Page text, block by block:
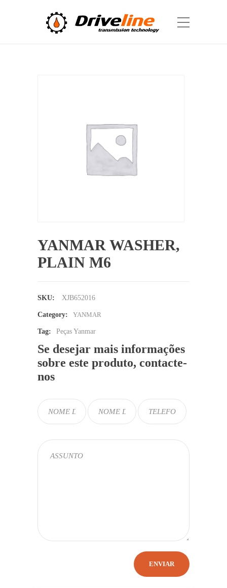
YANMAR WASHER,
PLAIN M6
SKU: XJB652016
Category: YANMAR
Tag: Peças Yanmar
Se desejar mais informações
sobre este produto, contacte-
nos